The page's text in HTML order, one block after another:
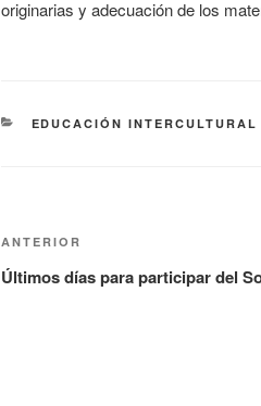
originarias y adecuación de los
EDUCACIÓN
ANTERIOR
Últimos días para participar del